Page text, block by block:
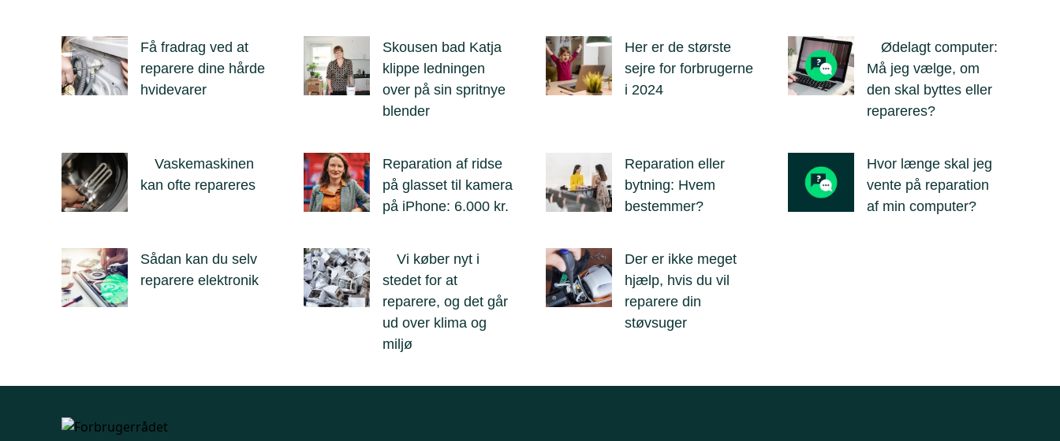
Få fradrag ved at
reparere dine hårde
hvidevarer
Skousen bad Katja
klippe ledningen
over på sin spritnye
blender
Her er de største
sejre for forbrugerne
i 2024
Ødelagt computer:
Må jeg vælge, om
den skal byttes eller
repareres?
Vaskemaskinen
kan ofte repareres
Reparation af ridse
på glasset til kamera
på iPhone: 6.000 kr.
Reparation eller
bytning: Hvem
bestemmer?
Hvor længe skal jeg
vente på reparation
af min computer?
Sådan kan du selv
reparere elektronik
Vi køber nyt i
stedet for at
reparere, og det går
ud over klima og
miljø
Der er ikke meget
hjælp, hvis du vil
reparere din
støvsuger